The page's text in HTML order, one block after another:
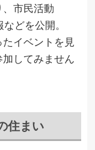
市民活動
どを公開。
イベントを見
してみません
住まい